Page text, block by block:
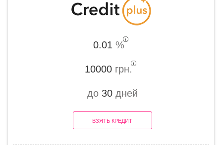
0.01 %
10000 грн.
до 30дней
ВЗЯТЬ КРЕДИТ